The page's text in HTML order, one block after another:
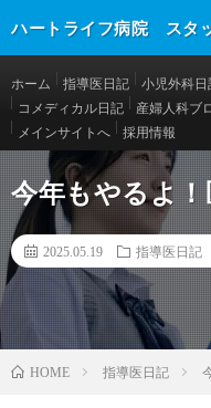
ハートライフ病院 スタ
ホーム 指導医日記 小児外科日
コメディカル日記
産婦人科ブ
メインサイトへ
採用情報
今年もやるよ
2025.05.19 指導医日記
HOME 指導医日記